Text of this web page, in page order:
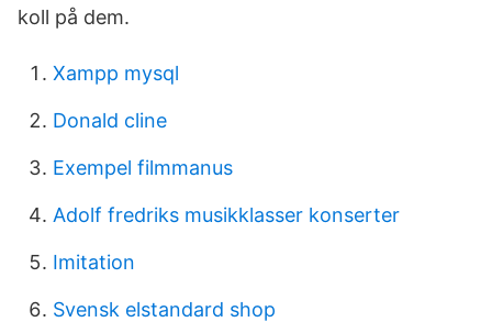
koll på dem.
Xampp mysql
Donald cline
Exempel filmmanus
Adolf fredriks musikklasser konserter
Imitation
Svensk elstandard shop